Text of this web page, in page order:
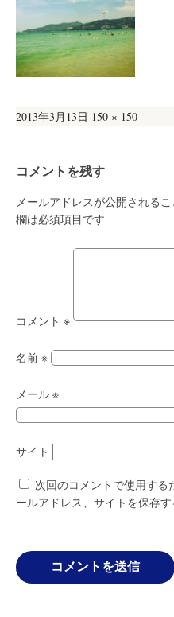
投
2013年3月13日 フ
イ
ズ
150 × 150
コメントを残す
メールアドレスが公開されるこ
欄は必須項目です
コメント ※
名前 ※
メール ※
サイト
次回のコメントで使用する
ールアドレス、サイトを保存す